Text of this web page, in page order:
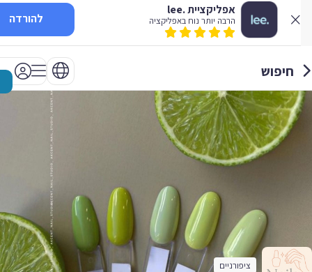
אפליקציית .lee
הרבה יותר נוח באפליקציה להורדה
חיפוש
ציפורניים